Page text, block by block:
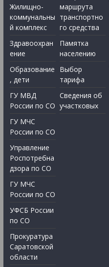
Жилищно-
коммунальны
й комплекс
Здравоохран
ение
Образование
, дети
ГУ МВД
России по СО
ГУ МЧС
России по СО
Управление
Роспотребна
дзора по СО
ГУ МЧС
России по СО
УФСБ России
по СО
Прокуратура
Саратовской
области
маршрута
транспортно
го средства
Памятка
населению
Выбор
тарифа
Сведения об
участковых